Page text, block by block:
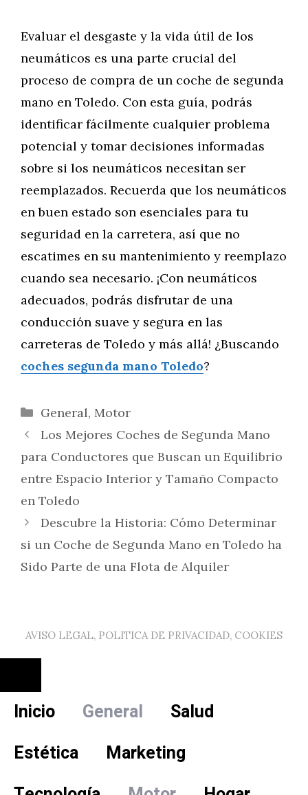
Evaluar el desgaste y la vida útil de los
neumáticos es una parte crucial del
proceso de compra de un coche de segunda
mano en Toledo. Con esta guía, podrás
identificar fácilmente cualquier problema
potencial y tomar decisiones informadas
sobre si los neumáticos necesitan ser
reemplazados. Recuerda que los neumáticos
en buen estado son esenciales para tu
seguridad en la carretera, así que no
escatimes en su mantenimiento y reemplazo
cuando sea necesario. ¡Con neumáticos
adecuados, podrás disfrutar de una
conducción suave y segura en las
carreteras de Toledo y más allá! ¿Buscando
coches segunda mano Toledo?
Categorías
General, Motor
Los Mejores Coches de Segunda Mano
para Conductores que Buscan un Equilibrio
entre Espacio Interior y Tamaño Compacto
en Toledo
Descubre la Historia: Cómo Determinar
si un Coche de Segunda Mano en Toledo ha
Sido Parte de una Flota de Alquiler
AVISO LEGAL, POLITICA DE PRIVACIDAD, COOKIES
Cerrar
Inicio General
Salud
Estética
Marketing